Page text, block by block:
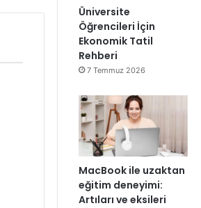
Üniversite
Öğrencileri İçin
Ekonomik Tatil
Rehberi
7 Temmuz 2026
MacBook ile uzaktan
eğitim deneyimi:
Artıları ve eksileri